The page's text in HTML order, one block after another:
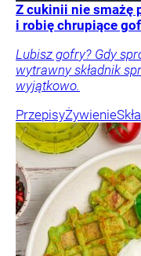
Z cukinii nie smażę
i robię chrupiące
Lubisz gofry? Gdy
wytrawny składnik
wyjątkowo.
PrzepisyŻywienie